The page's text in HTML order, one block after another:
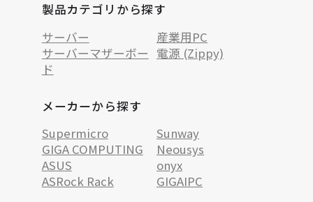
製品カテゴリから探す
サーバー
産業用PC
サーバーマザーボー
ド
電源 (Zippy)
メーカーから探す
Supermicro
Sunway
GIGA COMPUTING
Neousys
ASUS
onyx
ASRock Rack
GIGAIPC